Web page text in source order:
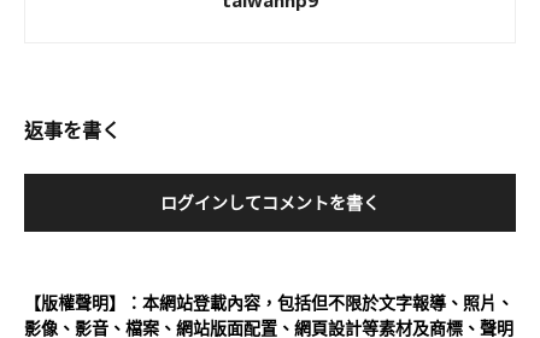
返事を書く
ログインしてコメントを書く
【版權聲明】：本網站登載內容，包括但不限於文字報導、照片、
影像、影音、檔案、網站版面配置、網頁設計等素材及商標、聲明